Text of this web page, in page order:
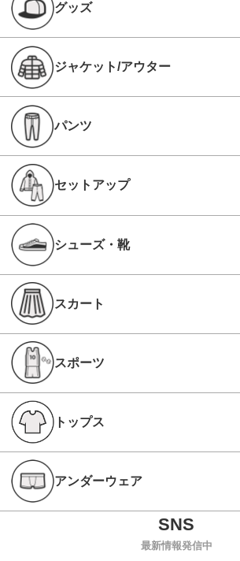
グッズ
ジャケット/アウター
パンツ
セットアップ
シューズ・靴
スカート
スポーツ
トップス
アンダーウェア
最新情報発信中